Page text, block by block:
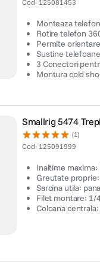
Cod: 125081453
Monteaza
Rotire telefon
Permite
Sustine
3 Conectori
Montura cold
Smallrig 5474
(1)
Cod: 125091999
Inaltime maxima:
Greutate
Sarcina utila:
Filet montare: 1/
Coloana